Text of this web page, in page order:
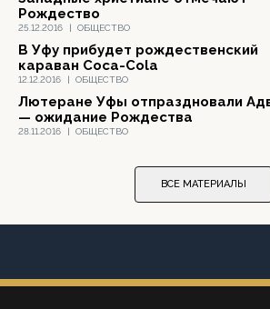
25.12.2016 | ОБЩЕСТВО
Рождество
12.12.2016 | ОБЩЕСТВО
В Уфу прибудет рождественский
караван Coca-Cola
28.11.2016 | ОБЩЕСТВО
Лютеране Уфы отпраздновали
— ожидание Рождества
ВСЕ МАТЕРИАЛЫ